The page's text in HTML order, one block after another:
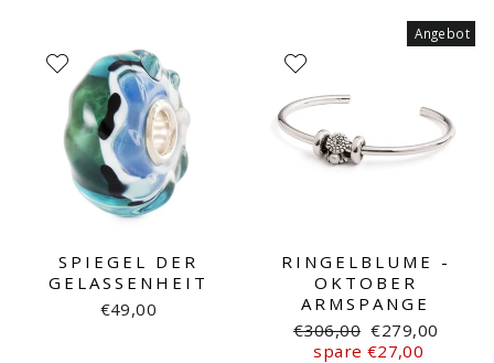
SPIEGEL DER
GELASSENHEIT
€49,00
Angebot
RINGELBLUME -
OKTOBER
ARMSPANGE
Normaler
Preis
€306,00 Sonderpreis
€279,00
spare €27,00